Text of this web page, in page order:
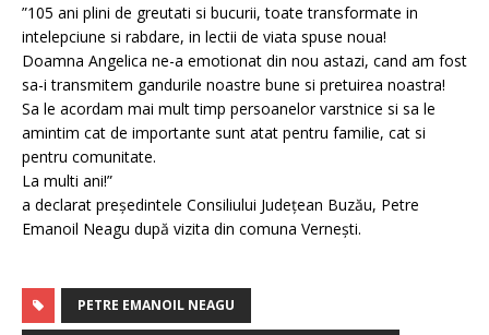
”105 ani plini de greutati si bucurii, toate transformate in
intelepciune si rabdare, in lectii de viata spuse noua!
Doamna Angelica ne-a emotionat din nou astazi, cand am fost
sa-i transmitem gandurile noastre bune si pretuirea noastra!
Sa le acordam mai mult timp persoanelor varstnice si sa le
amintim cat de importante sunt atat pentru familie, cat si
pentru comunitate.
La multi ani!”
a declarat președintele Consiliului Județean Buzău, Petre
Emanoil Neagu după vizita din comuna Vernești.
PETRE EMANOIL NEAGU